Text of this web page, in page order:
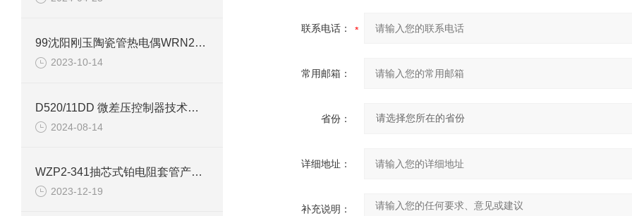
99沈阳刚玉陶瓷管热电偶WRN2-121电子版说明书
2023-10-14
D520/11DD 微差压控制器技术参数介绍
2024-08-14
WZP2-341抽芯式铂电阻套管产品介绍
2023-12-19
联系电话：
常用邮箱：
省份：
详细地址：
补充说明：